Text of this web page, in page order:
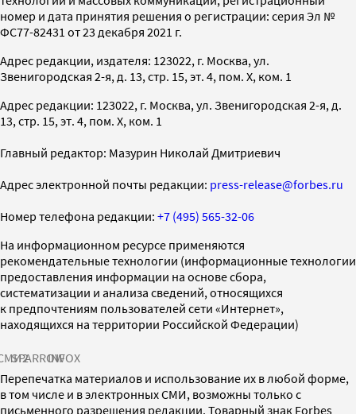
номер и дата принятия решения о регистрации: серия Эл №
ФС77-82431 от 23 декабря 2021 г.
Адрес редакции, издателя: 123022, г. Москва, ул.
Звенигородская 2-я, д. 13, стр. 15, эт. 4, пом. X, ком. 1
Адрес редакции: 123022, г. Москва, ул. Звенигородская 2-я, д.
13, стр. 15, эт. 4, пом. X, ком. 1
Главный редактор: Мазурин Николай Дмитриевич
Адрес электронной почты редакции: press-release@forbes.ru
Номер телефона редакции: +7 (495) 565-32-06
На информационном ресурсе применяются
рекомендательные технологии (информационные технологии
предоставления информации на основе сбора,
систематизации и анализа сведений, относящихся
к предпочтениям пользователей сети «Интернет»,
находящихся на территории Российской Федерации)
SPARROWINFOX
Перепечатка материалов и использование их в любой форме,
в том числе и в электронных СМИ, возможны только с
письменного разрешения редакции. Товарный знак Forbes